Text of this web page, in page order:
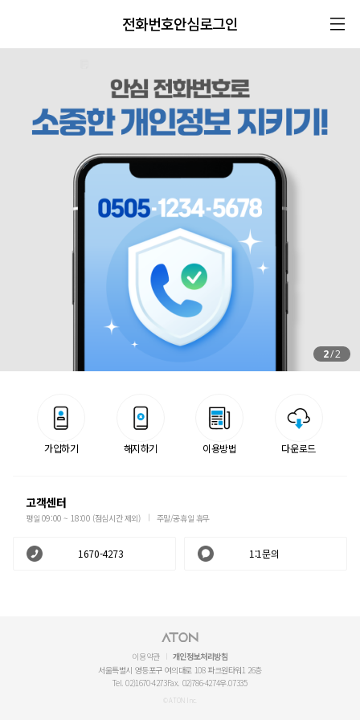
전화번호안심로그인
2/2
가입하기 해지하기 이용방법 다운로드
고객센터
평일 09:00 ~ 18:00 (점심시간 제외) 주말/공휴일 휴무
1670-4273 1:1문의
이용약관
개인정보처리방침
서울특별시 영등포구 여의대로 108 파크원타워1 26층
Tel. 02)1670-4273Fax. 02)786-4274우.07335
© ATON Inc.